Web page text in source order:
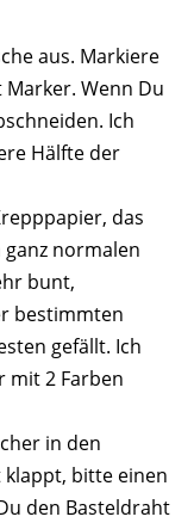
aus. Markiere
Wenn Du
Ich
Hälfte der
das
normalen
bunt,
bestimmten
gefällt. Ich
mit 2 Farben
in den
klappt, bitte einen
den Basteldraht